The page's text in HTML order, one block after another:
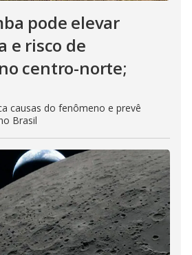
pode elevar
e risco de
centro-norte;
causas do fenômeno e prevê
Brasil